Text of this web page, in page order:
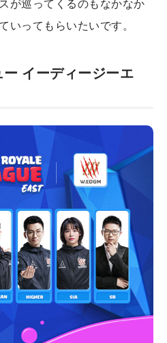
が巡ってくるのもなかなか
いってもらいたいです。
イーディージーエ